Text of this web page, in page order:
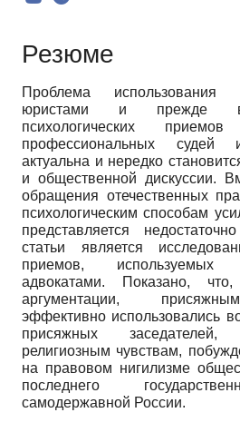
Резюме
Проблема использования
юристами и прежде
психологических
профессиональных
актуальна и нередко
и общественной дискуссии.
обращения отечественных
психологическим способам
представляется
статьи является
приемов, используемых
адвокатами. Показано,
аргументации,
эффективно использовались
присяжных
религиозным чувствам,
на правовом нигилизме
последнего
самодержавной России.